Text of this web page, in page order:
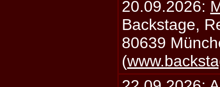
20.09.2026:
Backstage,
80639
(